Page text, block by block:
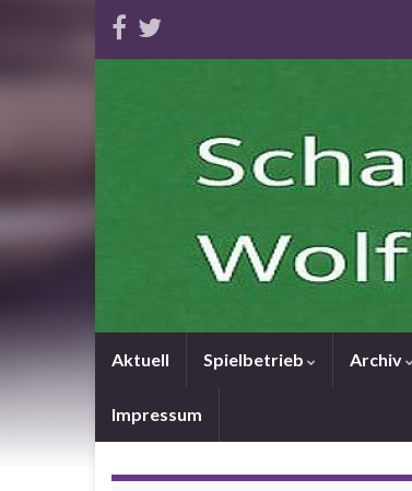
Aktuell Spielbetrieb Archiv
Impressum